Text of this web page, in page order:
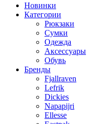
Новинки
Категории
Рюкзаки
Сумки
Одежда
Аксессуары
Обувь
Бренды
Fjallraven
Lefrik
Dickies
Napapijri
Ellesse